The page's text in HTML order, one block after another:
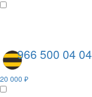
966 500 04 04
20 000 ₽